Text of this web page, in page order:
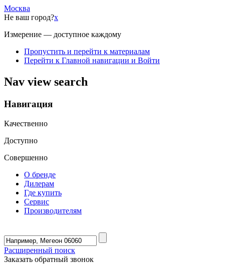
Москва
Не ваш город?x
Измерение — доступное каждому
Пропустить и перейти к материалам
Перейти к Главной навигации и Войти
Nav view search
Навигация
Качественно
Доступно
Совершенно
О бренде
Дилерам
Где купить
Сервис
Производителям
Расширенный поиск
Заказать обратный звонок